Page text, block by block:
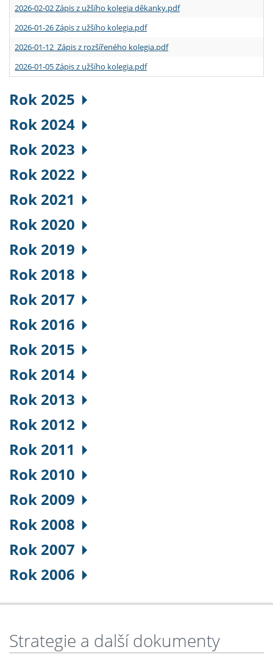
2026-02-02 Zápis z užšího kolegia děkanky.pdf
2026-01-26 Zápis z užšího kolegia.pdf
2026-01-12 Zápis z rozšířeného kolegia.pdf
2026-01-05 Zápis z užšího kolegia.pdf
Rok 2025
Rok 2024
Rok 2023
Rok 2022
Rok 2021
Rok 2020
Rok 2019
Rok 2018
Rok 2017
Rok 2016
Rok 2015
Rok 2014
Rok 2013
Rok 2012
Rok 2011
Rok 2010
Rok 2009
Rok 2008
Rok 2007
Rok 2006
Strategie a další dokumenty